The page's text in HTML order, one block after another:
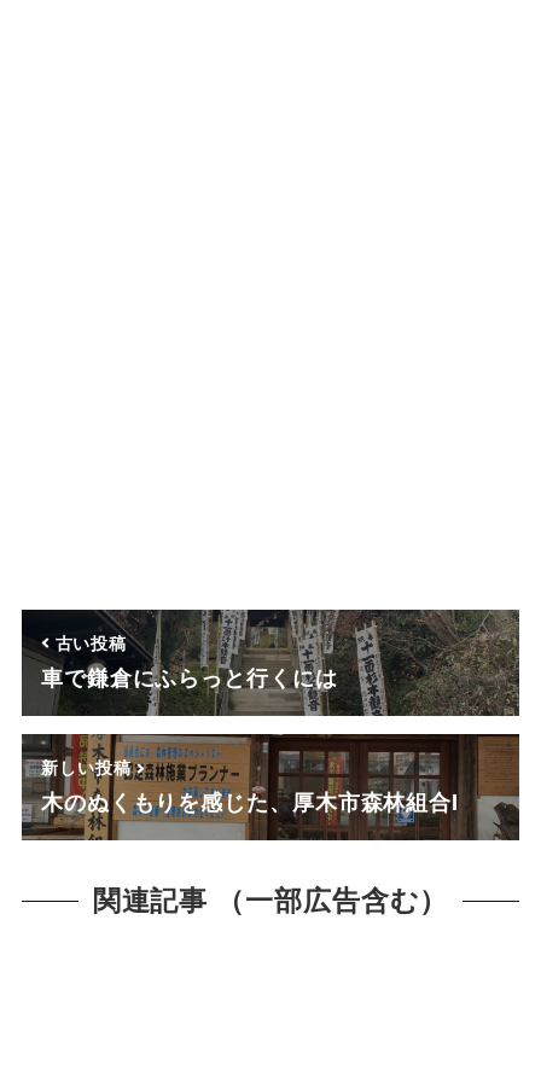
古い投稿
車で鎌倉にふらっと行くには
新しい投稿
木のぬくもりを感じた、厚木市森林組合Ⅰ
関連記事 （一部広告含む）